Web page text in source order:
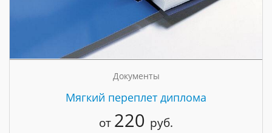
Документы
Мягкий переплет диплома
от 220 руб.